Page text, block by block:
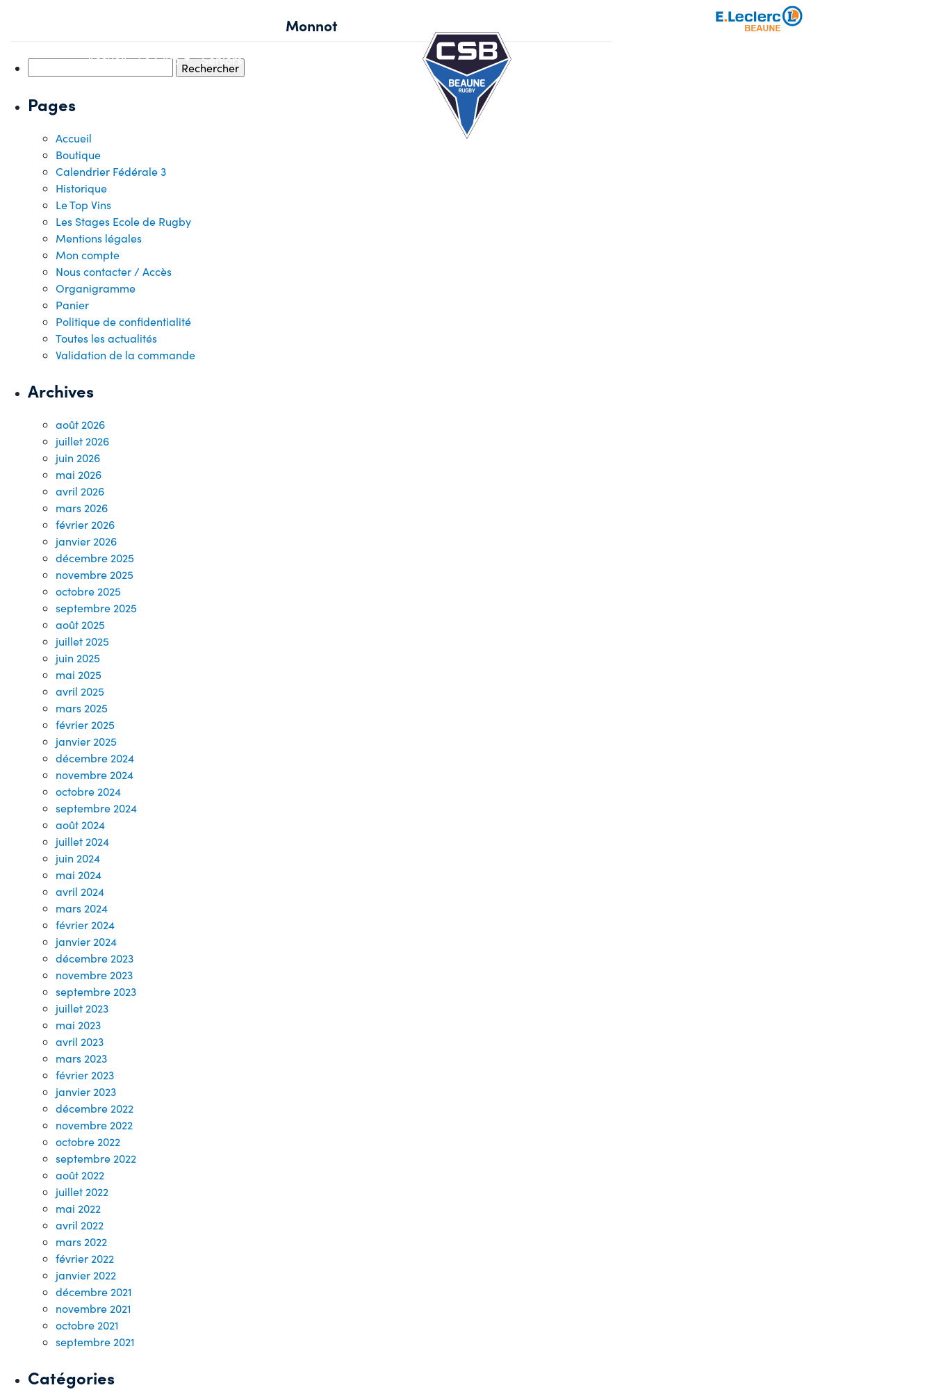
Accueil Le Club Seniors
Monnot
Pages
Accueil
Boutique
Calendrier Fédérale 3
Historique
Le Top Vins
Les Stages Ecole de Rugby
Mentions légales
Mon compte
Nous contacter / Accès
Organigramme
Panier
Politique de confidentialité
Toutes les actualités
Validation de la commande
Archives
août 2026
juillet 2026
juin 2026
mai 2026
avril 2026
mars 2026
février 2026
janvier 2026
décembre 2025
novembre 2025
octobre 2025
septembre 2025
août 2025
juillet 2025
juin 2025
mai 2025
avril 2025
mars 2025
février 2025
janvier 2025
décembre 2024
novembre 2024
octobre 2024
septembre 2024
août 2024
juillet 2024
juin 2024
mai 2024
avril 2024
mars 2024
février 2024
janvier 2024
décembre 2023
novembre 2023
septembre 2023
juillet 2023
mai 2023
avril 2023
mars 2023
février 2023
janvier 2023
décembre 2022
novembre 2022
octobre 2022
septembre 2022
août 2022
juillet 2022
mai 2022
avril 2022
mars 2022
février 2022
janvier 2022
décembre 2021
novembre 2021
octobre 2021
septembre 2021
Catégories